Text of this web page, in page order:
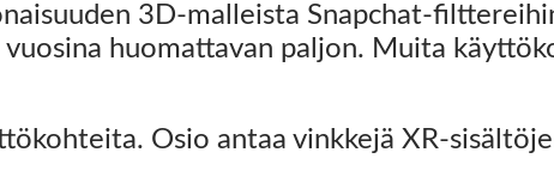
3D-malleista Snapchat-
huomattavan paljon. Muita
Osio antaa vinkkejä XR-